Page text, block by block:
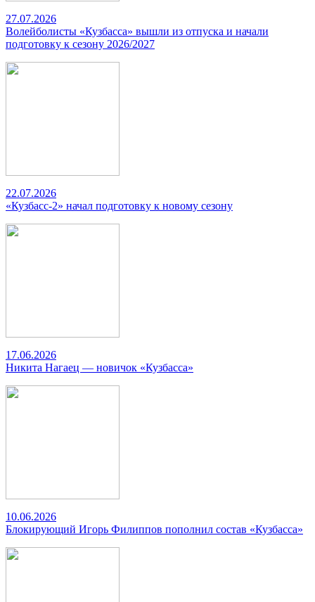
27.07.2026
Волейболисты «Кузбасса» вышли из отпуска и начали
подготовку к сезону 2026/2027
22.07.2026
«Кузбасс-2» начал подготовку к новому сезону
17.06.2026
Никита Нагаец — новичок «Кузбасса»
10.06.2026
Блокирующий Игорь Филиппов пополнил состав «Кузбасса»